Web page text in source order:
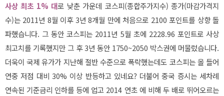
사상 최초 1% 대로 낮춘 가운데 코스피(종합주가지수) 종가(마감가격지
수)는 2011년 8월 이후 3년 8개월 만에 처음으로 2100 포인트를 상향 돌
파했습니다. 그 동안 코스피는 2011년 5월 초에 2228.96 포인트로 사상
최고치를 기록했지만 그 후 3년 동안 1750~2050 박스권에 머물렀습니다.
더욱이 국제 유가가 지난해 절반 수준으로 폭락했는데도 코스피는 올 들어
연중 저점 대비 30% 이상 반등하고 있네요? 더불어 중국 증시는 세차례
연속된 기준금리 인하를 등에 업고 2014 연초 에 비해 두 배로 뛰어오르는